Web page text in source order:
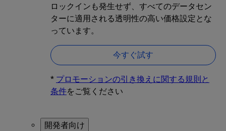
ロックインも発生せず、すべてのデータセン
ターに適用される透明性の高い価格設定とな
っています。
今すぐ試す
* プロモーションの引き換えに関する規則と
条件をご覧ください
開発者向け